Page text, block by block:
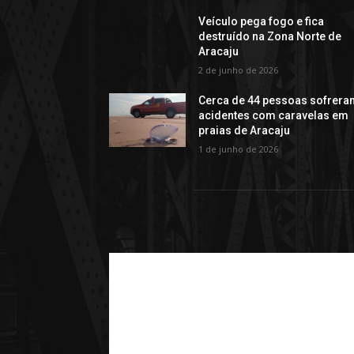
Veículo pega fogo e fica
destruído na Zona Norte de
Aracaju
2 de junho de 2026
Cerca de 44 pessoas
acidentes com caravelas em
praias de Aracaju
1 de junho de 2026